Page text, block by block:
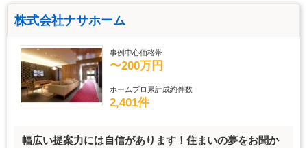
株式会社ナサホーム
事例中心価格帯
〜200万円
ホームプロ累計成約件数
2,401件
幅広い提案力には自信があります！住まいの夢をお聞か